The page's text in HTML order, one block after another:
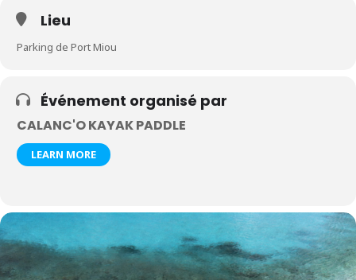
Lieu
Parking de Port Miou
Événement organisé par
CALANC'O KAYAK PADDLE
LEARN MORE